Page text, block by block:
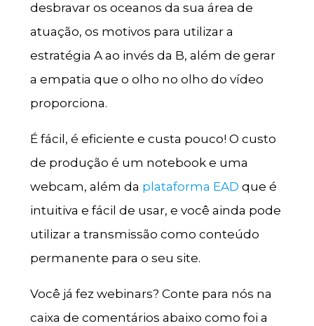
desbravar os oceanos da sua área de
atuação, os motivos para utilizar a
estratégia A ao invés da B, além de gerar
a empatia que o olho no olho do vídeo
proporciona.
É fácil, é eficiente e custa pouco! O custo
de produção é um notebook e uma
webcam, além da plataforma EAD que é
intuitiva e fácil de usar, e você ainda pode
utilizar a transmissão como conteúdo
permanente para o seu site.
Você já fez webinars? Conte para nós na
caixa de comentários abaixo como foi a